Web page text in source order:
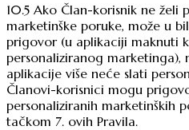
10.5 Ako Član-korisnik ne želi
marketinške poruke, može u
prigovor (u aplikaciji maknuti
personaliziranog marketinga),
aplikacije više neće slati
Članovi-korisnici mogu
personaliziranih marketinških
tačkom 7. ovih Pravila.